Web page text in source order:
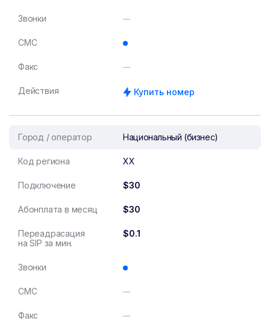
Звонки
СМС
Факс
Действия Купить номер
Город / оператор Национальный (бизнес)
Код региона XX
Подключение $30
Абонплата в месяц $30
Переадрасация
на SIP за мин.
$0.1
Звонки
СМС
Факс